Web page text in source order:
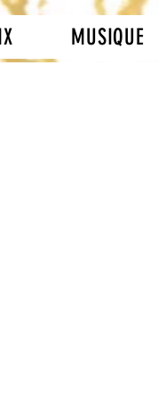
MUSIQUE